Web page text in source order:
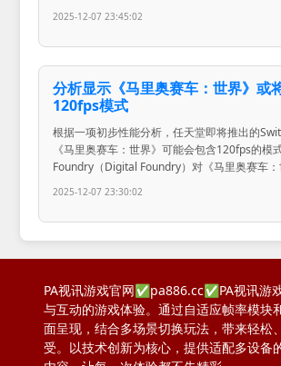
2025-12-07 23:45:02
分析显示《马里奥赛车：世界》或
120fps模式
根据一项初步性能分析，任天堂即将推出的
《马里奥赛车：世界》可能会包含120fps的模
Foundry（Digital Foundry）对《马里奥赛车：
2025-12-07 23:30:02
PA视讯游戏官网✅pa886.cc✅PA视讯游
与互动的游戏体验。通过自适应帧率模块
面呈现，结合多场景切换玩法，带来轻松
受。以技术创新为核心，提供适配多设备